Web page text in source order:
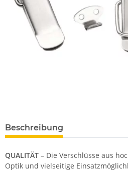
Beschreibung
QUALITÄT – Die Verschlüsse aus
Optik und vielseitige